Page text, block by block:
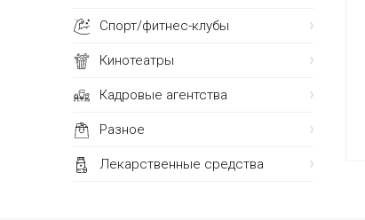
Спорт/фитнес-клубы
Кинотеатры
Кадровые агентства
Разное
Лекарственные средства